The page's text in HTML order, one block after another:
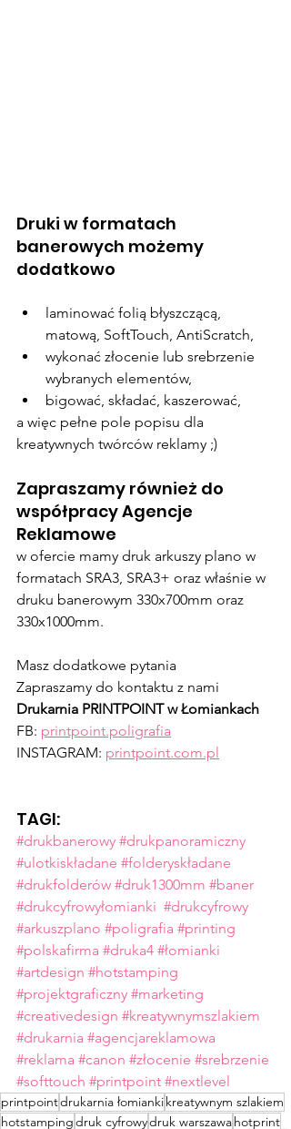
Druki w formatach
banerowych możemy
dodatkowo
laminować folią błyszczącą,
matową, SoftTouch, AntiScratch,
wykonać złocenie lub srebrzenie
wybranych elementów,
bigować, składać, kaszerować,
a więc pełne pole popisu dla
kreatywnych twórców reklamy ;)
Zapraszamy również do
współpracy Agencje
Reklamowe
w ofercie mamy druk arkuszy plano w
formatach SRA3, SRA3+ oraz właśnie w
druku banerowym 330x700mm oraz
330x1000mm.
Masz dodatkowe pytania
Zapraszamy do kontaktu z nami
Drukarnia PRINTPOINT w Łomiankach
FB: printpoint.poligrafia
INSTAGRAM: printpoint.com.pl
TAGI:
#drukbanerowy #drukpanoramiczny
#ulotkiskładane #folderyskładane
#drukfolderów #druk1300mm #baner
#drukcyfrowyłomianki #drukcyfrowy
#arkuszplano #poligrafia #printing
#polskafirma #druka4 #łomianki
#artdesign #hotstamping
#projektgraficzny #marketing
#creativedesign #kreatywnymszlakiem
#drukarnia #agencjareklamowa
#reklama #canon #złocenie #srebrzenie
#softtouch #printpoint #nextlevel
printpointdrukarnia łomiankikreatywnym szlakiem
hotstampingdruk cyfrowydruk warszawahotprint